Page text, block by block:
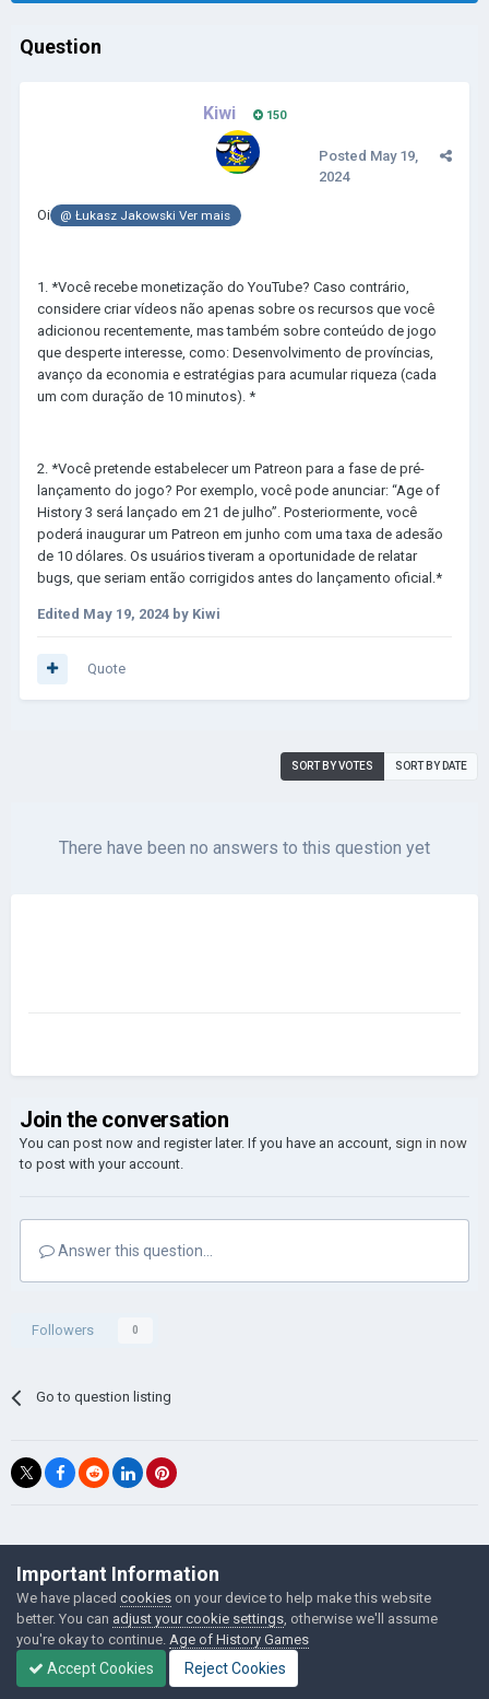
Question
Kiwi 150
Posted May 19,
2024
Oi @Łukasz Jakowski Ver mais
1. *Você recebe monetização do YouTube? Caso contrário,
considere criar vídeos não apenas sobre os recursos que você
adicionou recentemente, mas também sobre conteúdo de jogo
que desperte interesse, como: Desenvolvimento de províncias,
avanço da economia e estratégias para acumular riqueza (cada
um com duração de 10 minutos). *
2. *Você pretende estabelecer um Patreon para a fase de pré-
lançamento do jogo? Por exemplo, você pode anunciar: “Age of
History 3 será lançado em 21 de julho”. Posteriormente, você
poderá inaugurar um Patreon em junho com uma taxa de adesão
de 10 dólares. Os usuários tiveram a oportunidade de relatar
bugs, que seriam então corrigidos antes do lançamento oficial.*
Edited May 19, 2024 by Kiwi
Quote
SORT BY VOTES SORT BY DATE
There have been no answers to this question yet
Join the conversation
You can post now and register later. If you have an account, sign in now
to post with your account.
Answer this question...
Followers 0
Go to question listing
©Łukasz Jakowski Games
Powered by Invision Community
Important Information
We have placed cookies on your device to help make this website
better. You can adjust your cookie settings , otherwise we'll assume
you're okay to continue. Age of History Games
Accept Cookies Reject Cookies